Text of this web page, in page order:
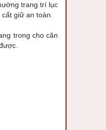
trang trí lục
giữ an toàn.
trong cho căn